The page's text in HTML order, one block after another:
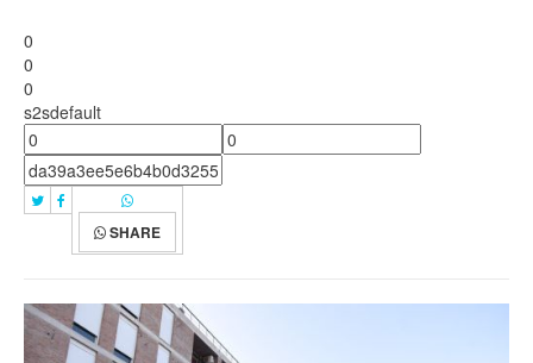
0
0
0
s2sdefault
SHARE